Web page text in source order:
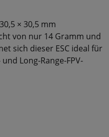
× 30,5 mm
von nur 14 Gramm und
sich dieser ESC ideal für
Long-Range-FPV-